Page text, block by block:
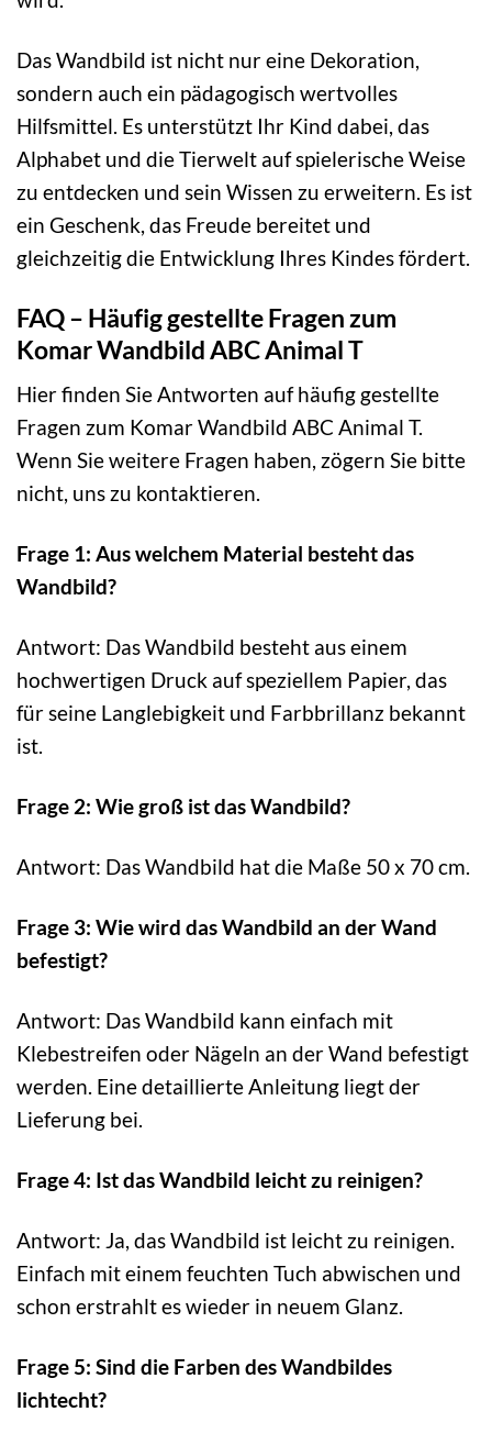
Das Wandbild ist nicht nur eine Dekoration,
sondern auch ein pädagogisch wertvolles
Hilfsmittel. Es unterstützt Ihr Kind dabei, das
Alphabet und die Tierwelt auf spielerische Weise
zu entdecken und sein Wissen zu erweitern. Es ist
ein Geschenk, das Freude bereitet und
gleichzeitig die Entwicklung Ihres Kindes fördert.
FAQ – Häufig gestellte Fragen zum
Komar Wandbild ABC Animal T
Hier finden Sie Antworten auf häufig gestellte
Fragen zum Komar Wandbild ABC Animal T.
Wenn Sie weitere Fragen haben, zögern Sie bitte
nicht, uns zu kontaktieren.
Frage 1: Aus welchem Material besteht das
Wandbild?
Antwort: Das Wandbild besteht aus einem
hochwertigen Druck auf speziellem Papier, das
für seine Langlebigkeit und Farbbrillanz bekannt
ist.
Frage 2: Wie groß ist das Wandbild?
Antwort: Das Wandbild hat die Maße 50 x 70 cm.
Frage 3: Wie wird das Wandbild an der Wand
befestigt?
Antwort: Das Wandbild kann einfach mit
Klebestreifen oder Nägeln an der Wand befestigt
werden. Eine detaillierte Anleitung liegt der
Lieferung bei.
Frage 4: Ist das Wandbild leicht zu reinigen?
Antwort: Ja, das Wandbild ist leicht zu reinigen.
Einfach mit einem feuchten Tuch abwischen und
schon erstrahlt es wieder in neuem Glanz.
Frage 5: Sind die Farben des Wandbildes
lichtecht?